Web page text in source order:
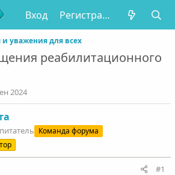
Вход Регистрация
уважения для всех
реабилитационного
2024
Команда форума
#1